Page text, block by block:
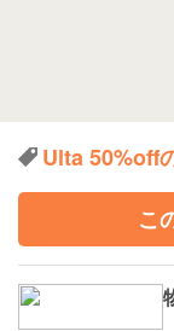
Ulta 50%off
こ